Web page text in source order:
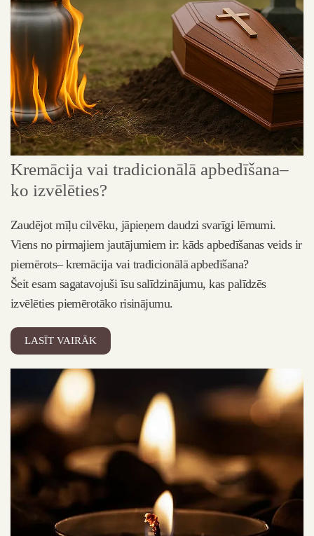
Kremācija vai tradicionālā apbedīšana–
ko izvēlēties?
Zaudējot mīļu cilvēku, jāpieņem daudzi svarīgi lēmumi.
Viens no pirmajiem jautājumiem ir: kāds apbedīšanas veids ir
piemērots– kremācija vai tradicionālā apbedīšana?
Šeit esam sagatavojuši īsu salīdzinājumu, kas palīdzēs
izvēlēties piemērotāko risinājumu.
LASĪT VAIRĀK